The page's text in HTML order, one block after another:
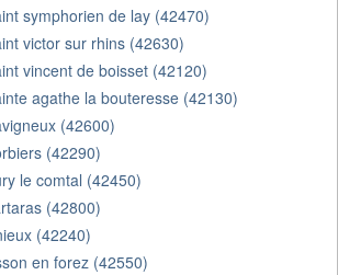
symphorien de lay (42470)
victor sur rhins (42630)
vincent de boisset (42120)
agathe la bouteresse (42130)
(42600)
(42290)
le comtal (42450)
(42800)
(42240)
en forez (42550)